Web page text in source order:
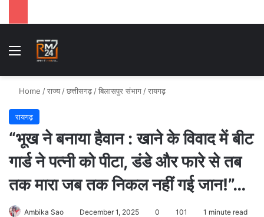
Menu
Home /राज्य /छत्तीसगढ़ /बिलासपुर संभाग /रायगढ़
रायगढ़
“भूख ने बनाया हैवान : खाने के विवाद में बीट
गार्ड ने पत्नी को पीटा, डंडे और फारे से तब
तक मारा जब तक निकल नहीं गई जान!”…
Ambika Sao December 1, 2025 0 101 1 minute read